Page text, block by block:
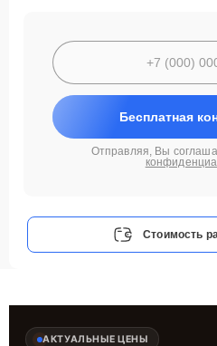
Бесплатная
Отправляя, Вы
Стоимость
АКТУАЛЬНЫЕ ЦЕНЫ